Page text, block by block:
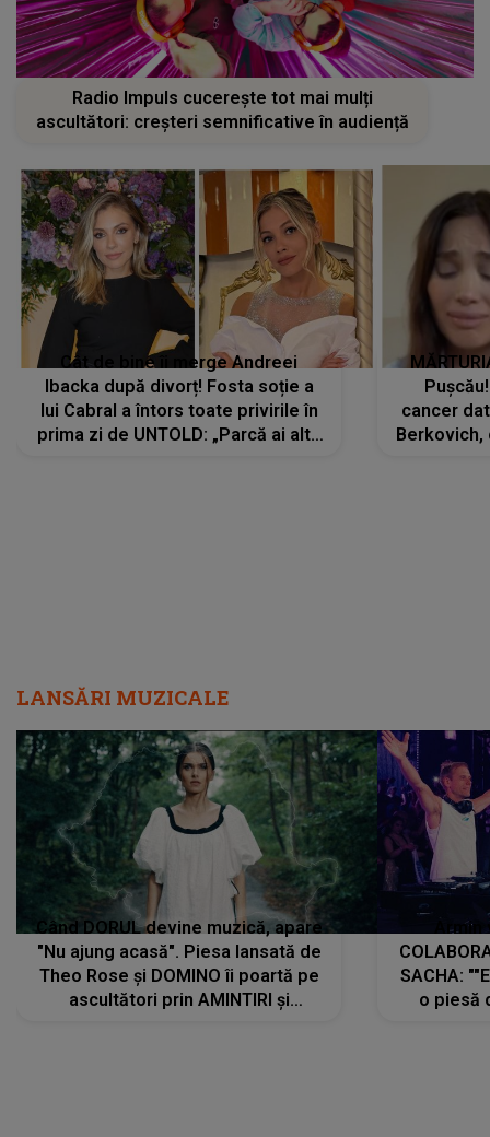
Ibacka după divorț! Fosta soție a
lui Cabral a întors toate privirile în
prima zi de UNTOLD: „Parcă ai altă
strălucire, emani putere,
încredere, siguranță...”
cancer
accident
Dacă
Când DORUL devine muzică, apare
"Nu ajung acasă". Piesa lansată de
Theo Rose și DOMINO îi poartă pe
ascultători prin AMINTIRI și
REGĂSIRI, iar drumul emoțiilor
trece prin sufletul publicului:
"Pentru toți cei care au plecat
departe ca să le fie mai bine"
Armin
SACHA:
o piesă
imediat
cu mine
păstrăm